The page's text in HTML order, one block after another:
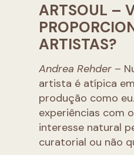
ARTSOUL –
ARTISTAS?
Andrea Rehder –
artista é atípica
produção como
experiências com
interesse natural
curatorial ou não